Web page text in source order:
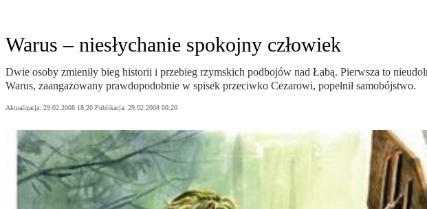
Warus – niesłychanie spokojny człowiek
Dwie osoby zmieniły bieg historii i przebieg rzymskich podbojów nad Łabą. Pierwsza to
Warus, zaangażowany prawdopodobnie w spisek przeciwko Cezarowi, popełnił samobójstwo.
Aktualizacja: 29.02.2008 18:20 Publikacja: 29.02.2008 00:20